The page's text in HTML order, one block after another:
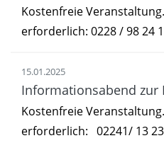
Kostenfreie
erforderlich: 0228 / 98 24
15.01.2025
Informationsabend zur
Kostenfreie
erforderlich: 02241/ 13